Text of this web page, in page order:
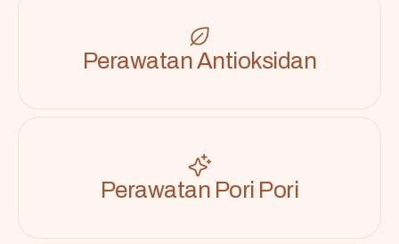
Perawatan Antioksidan
Perawatan Pori Pori